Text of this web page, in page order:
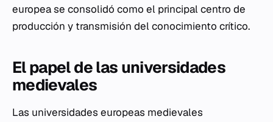
europea se consolidó como el principal centro de
producción y transmisión del conocimiento crítico.
El papel de las universidades
medievales
Las universidades europeas medievales